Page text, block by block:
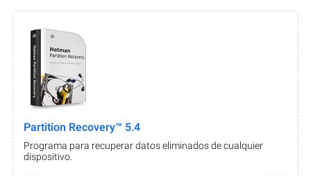
Partition Recovery™ 5.4
Programa para recuperar datos eliminados de cualquier
dispositivo.